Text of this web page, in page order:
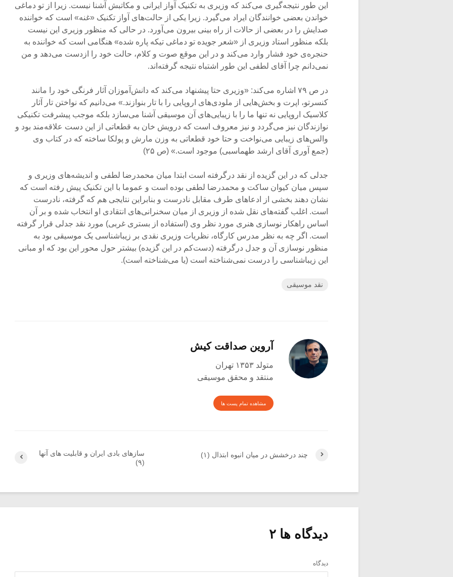
این طور نتیجه‌گیری می‌کند که وزیری به تکنیک آواز ایرانی و مکاتبش آشنا نیست. زیرا از تو دماغی
خواندن بعضی خوانندگان ایراد می‌گیرد. زیرا یکی از حالت‌های آواز تکنیک «غنه» است که خواننده
صدایش را در بعضی از حالات از راه بینی بیرون می‌آورد. در حالی که منظور وزیری این نیست
بلکه منظور استاد وزیری از «شعر جویده‌ تو دماغی تیکه پاره شده» هنگامی است که خواننده به
حنجره‌ی خود فشار وارد می‌کند و در این موقع صوت و کلام، حالت خود را ازدست می‌دهد و من
نمی‌دانم چرا آقای لطفی این طور اشتباه نتیجه گرفته‌اند.
در ص ۷۹ اشاره می‌کند: «وزیری حتا پیشنهاد می‌کند که دانش‌آموزان آثار فرنگی خود را مانند
کنسرتو، اپرت و بخش‌هایی از ملودی‌های اروپایی را با تار بنوازند.» می‌دانیم که نواختن تار آثار
کلاسیک اروپایی نه تنها ما را با زیبایی‌های آن موسیقی آشنا می‌سازد بلکه موجب پیشرفت تکنیکی
نوازندگان نیز می‌گردد و نیز معروف است که درویش خان به قطعاتی از این دست علاقه‌مند بود و
والس‌های زیبایی می‌نواخت و حتا خود قطعاتی به وزن مارش و پولکا ساخته که در کتاب وی
(جمع آوری آقای ارشد طهماسبی) موجود است.» (ص ۲۵)
جدلی که در این گزیده از نقد درگرفته است ابتدا میان محمدرضا لطفی و اندیشه‌های وزیری و
سپس میان کیوان ساکت و محمدرضا لطفی بوده است و عموما با این تکنیک پیش رفته است که
نشان دهند بخشی از ادعاهای طرف مقابل نادرست و بنابراین نتایجی هم که گرفته، نادرست
است. اغلب گفته‌های نقل شده از وزیری از میان سخنرانی‌های انتقادی او انتخاب شده و بر آن
اساس راهکار نوسازی هنری مورد نظر وی (استفاده از بستری غربی) مورد نقد جدلی قرار گرفته
است. اگر چه به نظر مدرس کارگاه، نظریات وزیری نقدی بر زیباشناسی یک موسیقی بود به
منظور نوسازی آن و جدل درگرفته (دست‌کم در این گزیده) بیشتر حول محور این بود که او مبانی
این زیباشناسی را درست نمی‌شناخته است (یا می‌شناخته است).
نقد موسیقی
آروین صداقت کیش
متولد ۱۳۵۳ تهران
منتقد و محقق موسیقی
مشاهده تمام پست ها
سازهای بادی ایران و قابلیت های آنها
(۹)
چند درخشش در میان انبوه ابتذال (۱)
دیدگاه ها ۲
دیدگاه